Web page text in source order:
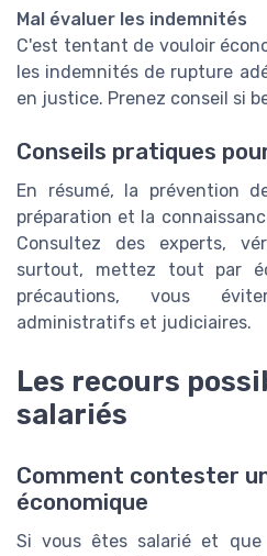
Mal évaluer les indemnités
C'est tentant de vouloir
les indemnités de rupture
en justice. Prenez conseil si
Conseils pratiques
En résumé, la prévention
préparation et la
Consultez des experts,
surtout, mettez tout par
précautions, vous
administratifs et judiciaires.
Les recours
salariés
Comment contester
économique
Si vous êtes salarié et